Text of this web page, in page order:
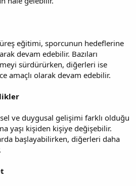
eğitimi, sporcunun hedeflerine
devam edebilir. Bazıları
sürdürürken, diğerleri ise
amaçlı olarak devam edebilir.
ve duygusal gelişimi farklı olduğu
yaşı kişiden kişiye değişebilir.
başlayabilirken, diğerleri daha